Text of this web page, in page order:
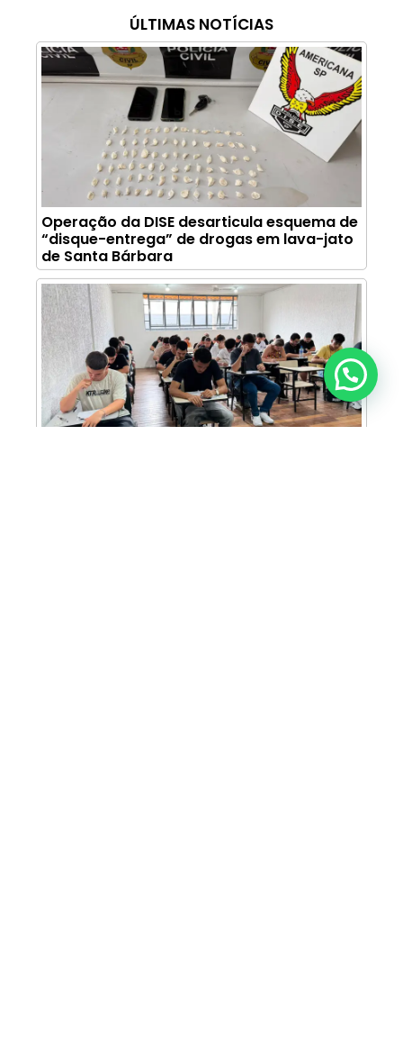
ÚLTIMAS NOTÍCIAS
Operação da DISE desarticula esquema de
“disque-entrega” de drogas em lava-jato
de Santa Bárbara
Anunciar ou recomendar matéria